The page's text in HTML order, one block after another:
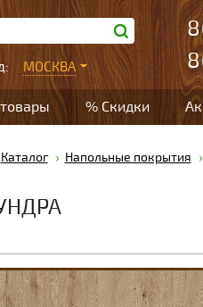
МОСКВА
% Скидки
Каталог Напольные покрытия